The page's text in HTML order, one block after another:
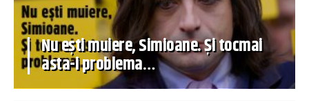
Nu ești muiere, Simioane. Și tocmai
asta-i problema…